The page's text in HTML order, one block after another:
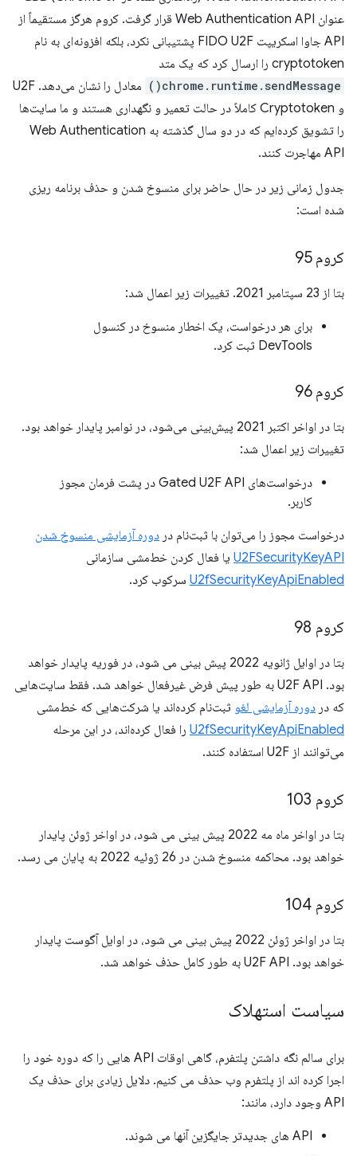
عنوان Web Authentication API قرار گرفت. کروم هرگز مستقیماً از
API جاوا اسکریپت FIDO U2F پشتیبانی نکرد، بلکه افزونه‌ای به نام
cryptotoken را ارسال کرد که یک متد
chrome.runtime.sendMessage()
معادل را نشان می‌دهد. U2F
و Cryptotoken کاملاً در حالت تعمیر و نگهداری هستند و ما سایت‌ها
را تشویق کرده‌ایم که در دو سال گذشته به Web Authentication
API مهاجرت کنند.
جدول زمانی زیر در حال حاضر برای منسوخ شدن و حذف برنامه ریزی
شده است:
کروم 95
بتا از 23 سپتامبر 2021. تغییرات زیر اعمال شد:
برای هر درخواست، یک اخطار منسوخ در کنسول
DevTools ثبت کرد.
کروم 96
بتا در اواخر اکتبر 2021 پیش‌بینی می‌شود، در نوامبر پایدار خواهد بود.
تغییرات زیر اعمال شد:
درخواست‌های Gated U2F API در پشت فرمان مجوز
کاربر.
درخواست مجوز را می‌توان با ثبت‌نام در دوره آزمایشی منسوخ شدن
U2FSecurityKeyAPI یا فعال کردن خط‌مشی سازمانی
U2fSecurityKeyApiEnabled سرکوب کرد.
کروم 98
بتا در اوایل ژانویه 2022 پیش بینی می شود، در فوریه پایدار خواهد
بود. U2F API به طور پیش فرض غیرفعال خواهد شد. فقط سایت‌هایی
که در دوره آزمایشی لغو ثبت‌نام کرده‌اند یا شرکت‌هایی که خط‌مشی
U2fSecurityKeyApiEnabled را فعال کرده‌اند، در این مرحله
می‌توانند از U2F استفاده کنند.
کروم 103
بتا در اواخر ماه مه 2022 پیش بینی می شود، در اواخر ژوئن پایدار
خواهد بود. محاکمه منسوخ شدن در 26 ژوئیه 2022 به پایان می رسد.
کروم 104
بتا در اواخر ژوئن 2022 پیش بینی می شود، در اوایل آگوست پایدار
خواهد بود. U2F API به طور کامل حذف خواهد شد.
سیاست استهلاک
برای سالم نگه داشتن پلتفرم، گاهی اوقات API هایی را که دوره خود را
اجرا کرده اند از پلتفرم وب حذف می کنیم. دلایل زیادی برای حذف یک
API وجود دارد، مانند:
API های جدیدتر جایگزین آنها می شوند.